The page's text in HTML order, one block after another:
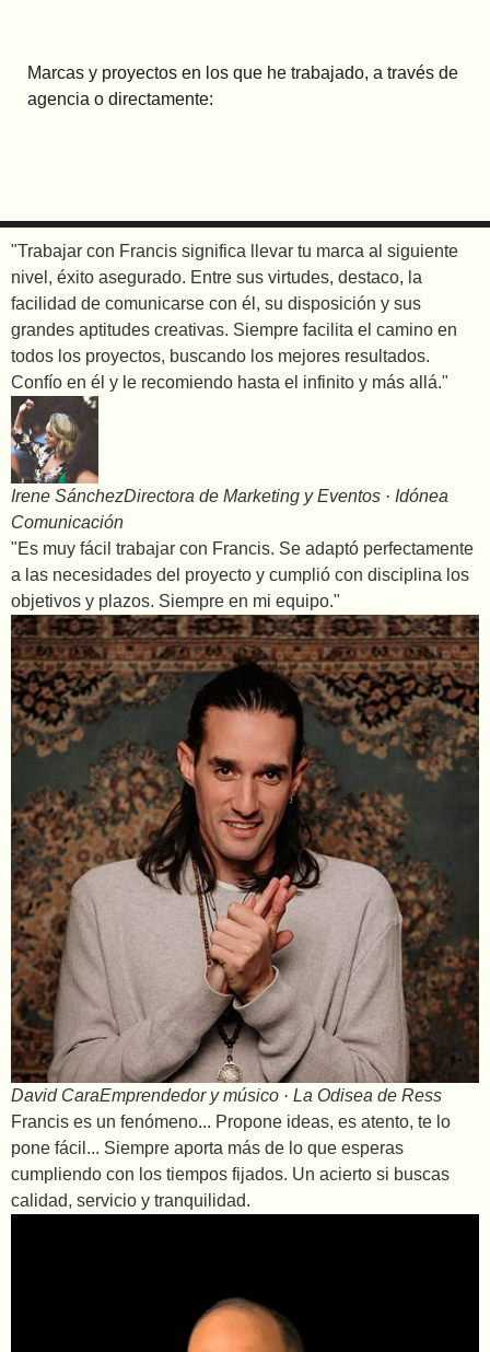
Marcas y proyectos en los que he trabajado, a través de
agencia o directamente:
"Trabajar con Francis significa llevar tu marca al siguiente
nivel, éxito asegurado. Entre sus virtudes, destaco, la
facilidad de comunicarse con él, su disposición y sus
grandes aptitudes creativas. Siempre facilita el camino en
todos los proyectos, buscando los mejores resultados.
Confío en él y le recomiendo hasta el infinito y más allá."
Irene SánchezDirectora de Marketing y Eventos · Idónea
Comunicación
"Es muy fácil trabajar con Francis. Se adaptó perfectamente
a las necesidades del proyecto y cumplió con disciplina los
objetivos y plazos. Siempre en mi equipo."
David CaraEmprendedor y músico · La Odisea de Ress
Francis es un fenómeno... Propone ideas, es atento, te lo
pone fácil... Siempre aporta más de lo que esperas
cumpliendo con los tiempos fijados. Un acierto si buscas
calidad, servicio y tranquilidad.